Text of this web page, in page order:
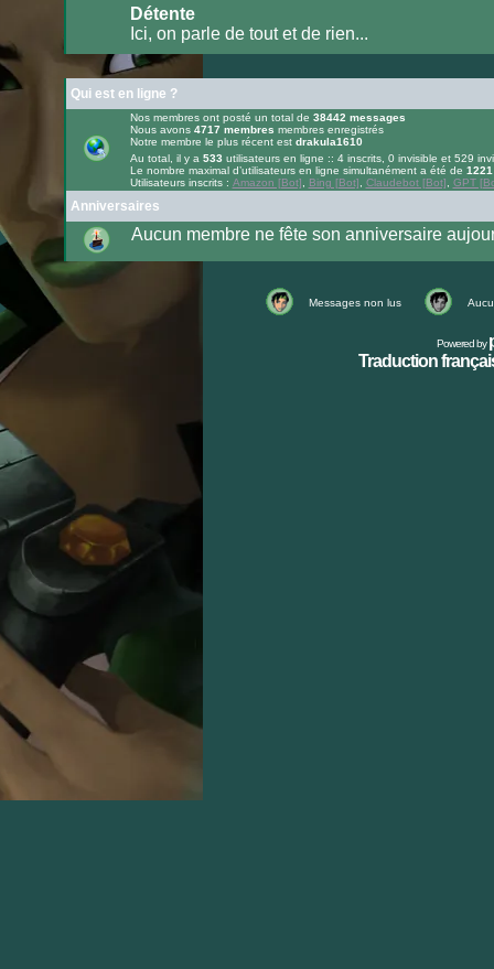
non
Aucun
message
non
lu
Détente
Ici, on parle de tout et de rien...
Qui est en ligne ?
Nos membres ont posté un total de 38442 messages
Nous avons 4717 membres membres enregistrés
Notre membre le plus récent est drakula1610
Au total, il y a 533 utilisateurs en ligne :: 4 inscrits, 0 invisible et 529
Le nombre maximal d’utilisateurs en ligne simultanément a été de 1221
Utilisateurs inscrits : Amazon [Bot] Bing [Bot] Claudebot [Bot] GPT
Anniversaires
Aucun membre ne fête son anniversaire
Messages non lus
Powered by
Traduction